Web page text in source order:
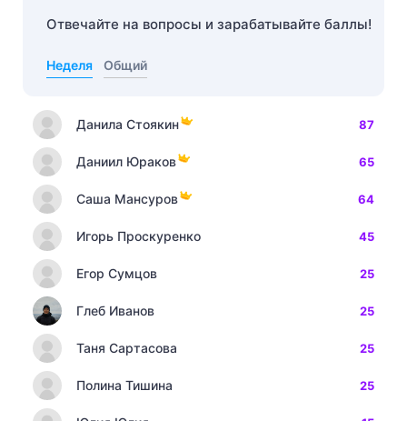
Отвечайте на вопросы и зарабатывайте баллы!
Неделя Общий
Данила Стоякин 87
Даниил Юраков 65
Саша Мансуров 64
Игорь Проскуренко 45
Егор Сумцов 25
Глеб Иванов 25
Таня Сартасова 25
Полина Тишина 25